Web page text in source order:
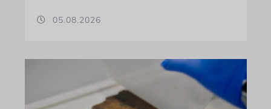
05.08.2026